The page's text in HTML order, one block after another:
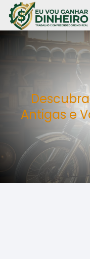
Antigas e